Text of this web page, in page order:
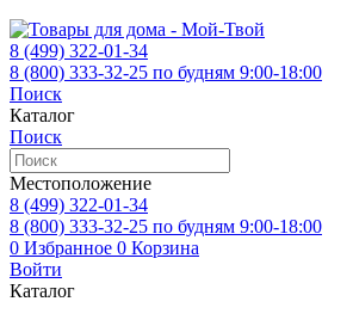
8 (499) 322-01-34
8 (800) 333-32-25 по будням 9:00-18:00
Поиск
Каталог
Поиск
Местоположение
8 (499) 322-01-34
8 (800) 333-32-25 по будням 9:00-18:00
0 Избранное 0 Корзина
Войти
Каталог